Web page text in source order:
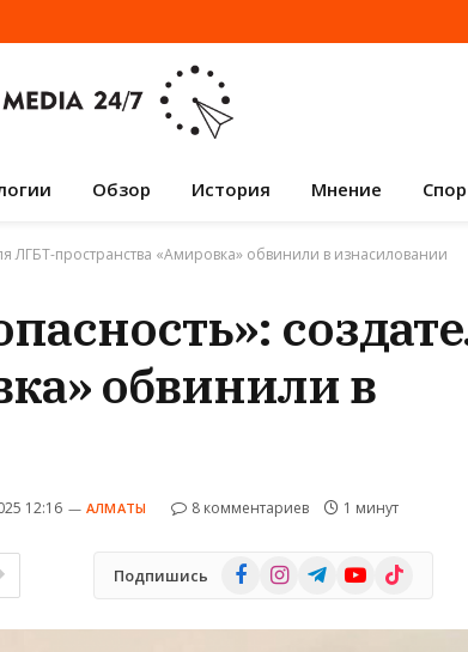
Обзор История Мнение
ЛГБТ-пространства «Амировка» обвинили в изнасиловании
обвинили в
12:16 АЛМАТЫ 8 комментариев 1 минут
Подпишись FacebookInstagramTelegramYouTube
TikTok